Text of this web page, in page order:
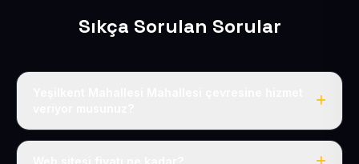
Sıkça Sorulan Sorular
Evet, Yeşilkent Mahallesi dahil tüm Sarız ve Sarız